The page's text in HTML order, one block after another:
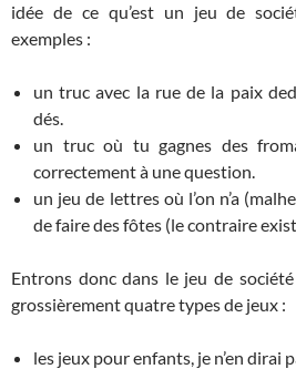
idée de ce qu’est un jeu de
exemples :
un truc avec la rue de la paix
dés.
un truc où tu gagnes des
correctement à une question.
un jeu de lettres où l’on n’a
de faire des fôtes (le contraire
Entrons donc dans le jeu de
grossièrement quatre types de jeux :
les jeux pour enfants, je n’en dirai